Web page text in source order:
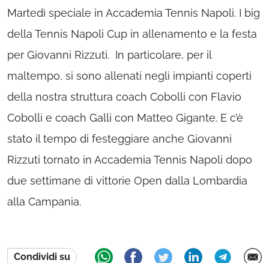
Martedì speciale in Accademia Tennis Napoli. I big
della Tennis Napoli Cup in allenamento e la festa
per Giovanni Rizzuti. In particolare, per il
maltempo, si sono allenati negli impianti coperti
della nostra struttura coach Cobolli con Flavio
Cobolli e coach Galli con Matteo Gigante. E c’è
stato il tempo di festeggiare anche Giovanni
Rizzuti tornato in Accademia Tennis Napoli dopo
due settimane di vittorie Open dalla Lombardia
alla Campania.
Condividi su